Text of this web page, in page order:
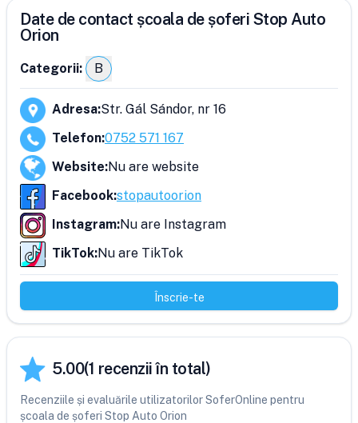
Date de contact școala de șoferi Stop Auto
Orion
Categorii: B
Adresa:Str. Gál Sándor, nr 16
Telefon:0752 571 167
Website:Nu are website
Facebook:stopautoorion
Instagram:Nu are Instagram
TikTok:Nu are TikTok
Înscrie-te
5.00(1 recenzii în total)
Recenziile și evaluările utilizatorilor SoferOnline pentru
școala de șoferi Stop Auto Orion